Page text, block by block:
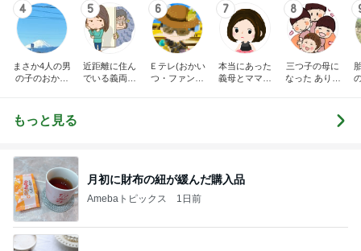
4
まさか4人の男
の子のおかあ
5
近距離に住ん
でいる義両親
6
Ｅテレ(おかい
つ・ファンタ
7
本当にあった
義母とママ友
8
三つ子の母に
なった ありつ
もっと見る
月初に財布の紐が緩んだ購入品
Amebaトピックス 1日前